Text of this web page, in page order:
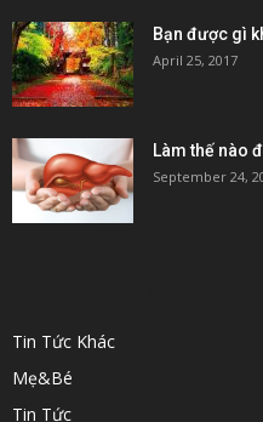
Bạn được gì
April 25, 2017
Làm thế nào
September 24,
Tin Tức Khác
Mẹ&Bé
Tin Tức